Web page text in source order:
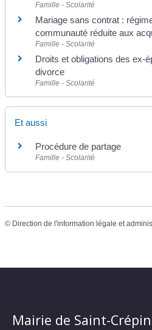
Famille - Scolarité
Mariage sans contrat :
communauté réduite aux
Famille - Scolarité
Droits et obligations des ex-
divorce
Famille - Scolarité
Et aussi
Procédure de partage
Famille - Scolarité
© Direction de l'information légale et
Mairie de Saint-Crépin